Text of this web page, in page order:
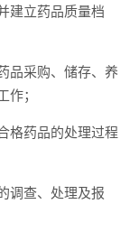
立药品质量档
采购、储存、养
；
药品的处理过程
查、处理及报